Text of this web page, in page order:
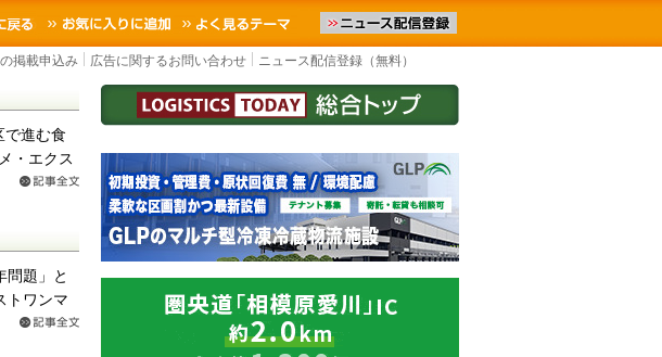
新の物流ニュースをお届けします。物流ニュースメール配信を登録すると、平日
に戻る お気に入りに追加 よく見るテーマ
掲載申込み 広告に関するお問い合わせ ニュース配信登録（無料）
進む食
・エクス
題」と
トワンマ